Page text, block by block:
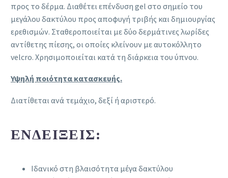
προς το δέρμα. Διαθέτει επένδυση gel στο σημείο του
μεγάλου δακτύλου προς αποφυγή τριβής και δημιουργίας
ερεθισμών. Σταθεροποιείται με δύο δερμάτινες λωρίδες
αντίθετης πίεσης, οι οποίες κλείνουν με αυτοκόλλητο
velcro. Χρησιμοποιείται κατά τη διάρκεια του ύπνου.
Υψηλή ποιότητα κατασκευής.
Διατίθεται ανά τεμάχιο, δεξί ή αριστερό.
ΕΝΔΕΊΞΕΙΣ:
Ιδανικό στη βλαισότητα μέγα δακτύλου